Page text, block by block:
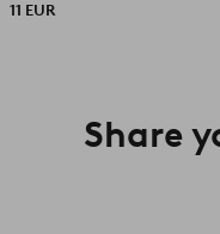
11 EUR
Share